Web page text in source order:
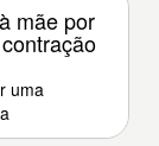
mãe por
uma